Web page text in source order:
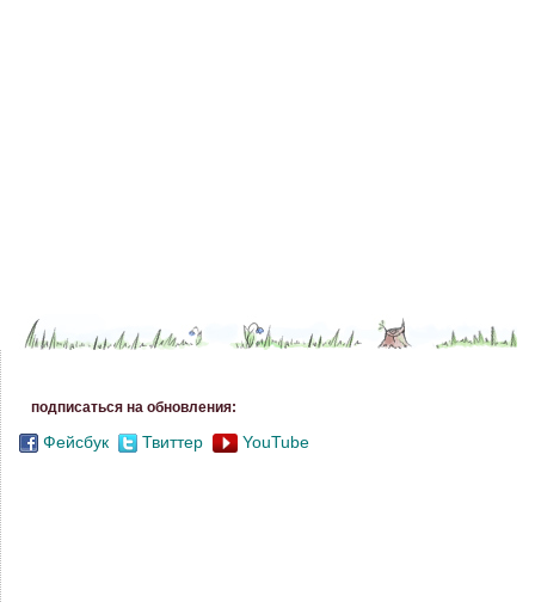
подписаться на обновления:
Фейсбук Твиттер YouTube